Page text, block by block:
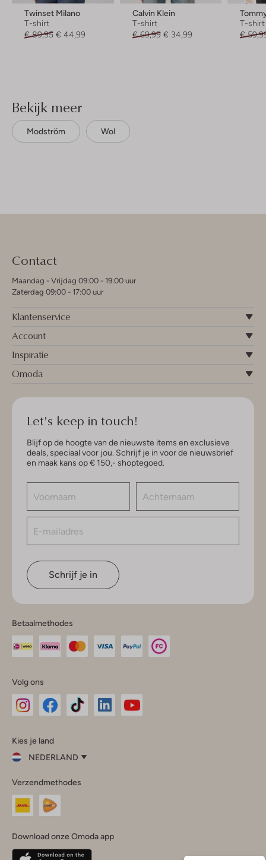
Twinset Milano
T-shirt
€ 89,95 € 44,99
Calvin Klein
T-shirt
€ 69,99 € 34,99
T-shirt
€
Bekijk meer
Modström Wol
Contact
Maandag - Vrijdag 09:00 - 19:00 uur
Zaterdag 09:00 - 17:00 uur
Klantenservice
Account
Inspiratie
Omoda
Let's keep in touch!
Blijf op de hoogte van de nieuwste items en exclusieve
deals, speciaal voor jou. Schrijf je in voor de nieuwsbrief
en maak kans op € 150,- shoptegoed.
Schrijf je in
Betaalmethodes
Volg ons
InstagramFacebook
Kies je land
NEDERLAND
je
land
Nederland
Belgique(Français)
Verzendmethodes
Download onze Omoda app